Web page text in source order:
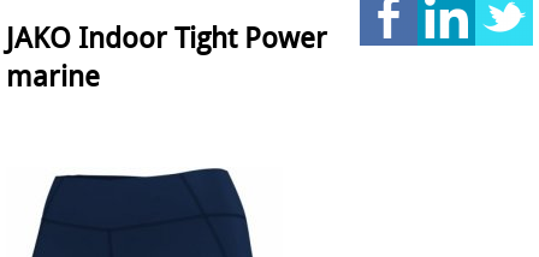
JAKO Voetbal 2026
HOCKEY REECE AUSTRALIE
Stanno keeperskleding
MY ISPORT11
JAKO Matentabellen
JAKO Indoor Tight Power
marine